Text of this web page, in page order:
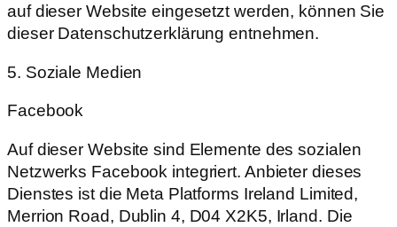
auf dieser Website eingesetzt werden, können Sie
dieser Datenschutzerklärung entnehmen.
5. Soziale Medien
Facebook
Auf dieser Website sind Elemente des sozialen
Netzwerks Facebook integriert. Anbieter dieses
Dienstes ist die Meta Platforms Ireland Limited,
Merrion Road, Dublin 4, D04 X2K5, Irland. Die